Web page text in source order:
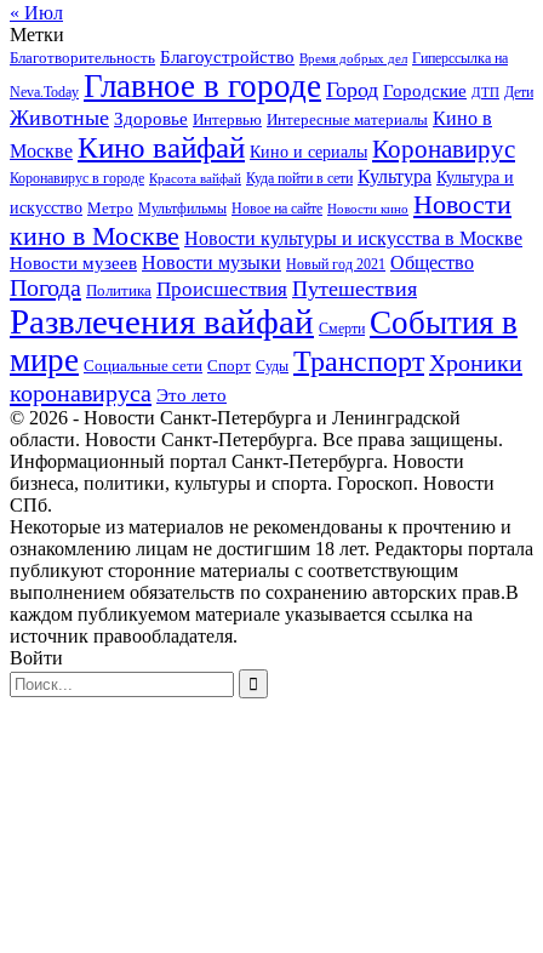
« Июл
Метки
Благотворительность Благоустройство Время добрых дел Гиперссылка на
Neva.Today Главное в городе Город Городские ДТП Дети
Животные Здоровье Интервью Интересные материалы Кино в
Москве Кино вайфай Кино и сериалы Коронавирус
Коронавирус в городе Красота вайфай Куда пойти в сети Культура Культура и
искусство Метро Мультфильмы Новое на сайте Новости кино Новости
кино в Москве Новости культуры и искусства в Москве
Новости музеев Новости музыки Новый год 2021 Общество
Погода Политика Происшествия Путешествия
Развлечения вайфай Смерти События в
мире Социальные сети Спорт Суды Транспорт Хроники
коронавируса Это лето
© 2026 - Новости Санкт-Петербурга и Ленинградской
области. Новости Санкт-Петербурга. Все права защищены.
Информационный портал Санкт-Петербурга. Новости
бизнеса, политики, культуры и спорта. Гороскоп. Новости
СПб.
Некоторые из материалов не рекомендованы к прочтению и
ознакомлению лицам не достигшим 18 лет. Редакторы портала
публикуют сторонние материалы с соответствующим
выполнением обязательств по сохранению авторских прав.В
каждом публикуемом материале указывается ссылка на
источник правообладателя.
Войти